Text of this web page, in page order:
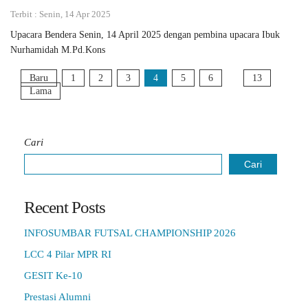
Terbit : Senin, 14 Apr 2025
Upacara Bendera Senin, 14 April 2025 dengan pembina upacara Ibuk
Nurhamidah M.Pd.Kons
Baru 1 2 3 4 5 6
13
Lama
Cari
Cari
Recent Posts
INFOSUMBAR FUTSAL CHAMPIONSHIP 2026
LCC 4 Pilar MPR RI
GESIT Ke-10
Prestasi Alumni